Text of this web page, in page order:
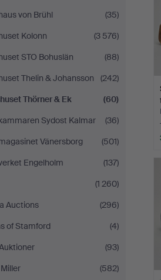
von Brühl
(35)
Kolonn
(3 576)
STO Bohuslän
(88)
Thelin & Johansson
(242)
Thörner & Ek
(60)
Sydost Kalmar
(36)
Vänersborg
(501)
Engelholm
(137)
(1 260)
Auctions
(296)
of Stamford
(4)
(93)
(582)